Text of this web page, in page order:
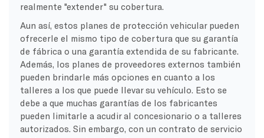
realmente "extender" su cobertura.
Aun así, estos planes de protección vehicular pueden
ofrecerle el mismo tipo de cobertura que su garantía
de fábrica o una garantía extendida de su fabricante.
Además, los planes de proveedores externos también
pueden brindarle más opciones en cuanto a los
talleres a los que puede llevar su vehículo. Esto se
debe a que muchas garantías de los fabricantes
pueden limitarle a acudir al concesionario o a talleres
autorizados. Sin embargo, con un contrato de servicio